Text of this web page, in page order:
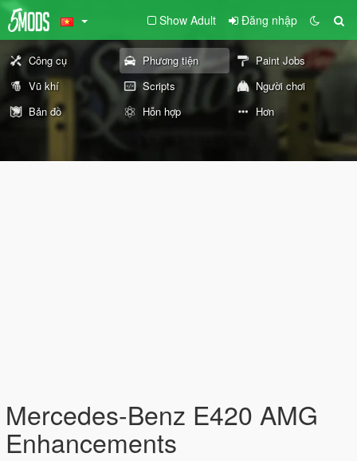
Show Adult Đăng nhập
Công cụ Phương tiện
Paint Jobs
Vũ khí
Scripts
Người chơi
Bản đồ
Hỗn hợp Hơn
Mercedes-Benz E420 AMG
Enhancements